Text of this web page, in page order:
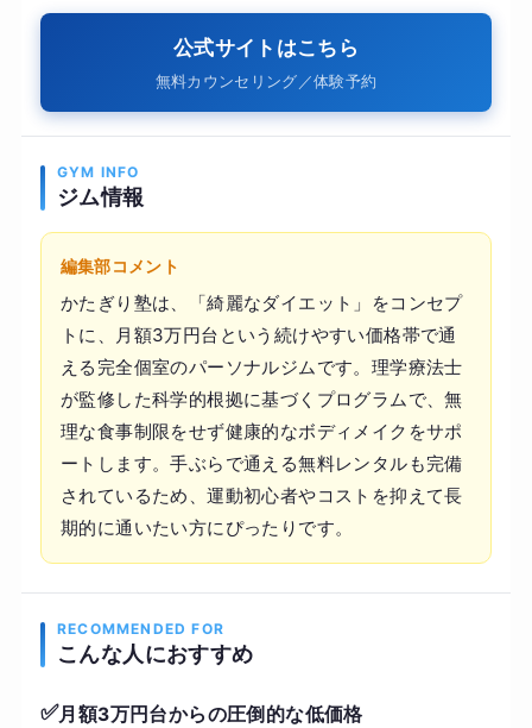
公式サイトはこちら
無料カウンセリング／体験予約
GYM INFO
ジム情報
編集部コメント
かたぎり塾は、「綺麗なダイエット」をコンセプ
トに、月額3万円台という続けやすい価格帯で通
える完全個室のパーソナルジムです。理学療法士
が監修した科学的根拠に基づくプログラムで、無
理な食事制限をせず健康的なボディメイクをサポ
ートします。手ぶらで通える無料レンタルも完備
されているため、運動初心者やコストを抑えて長
期的に通いたい方にぴったりです。
RECOMMENDED FOR
こんな人におすすめ
✅月額3万円台からの圧倒的な低価格